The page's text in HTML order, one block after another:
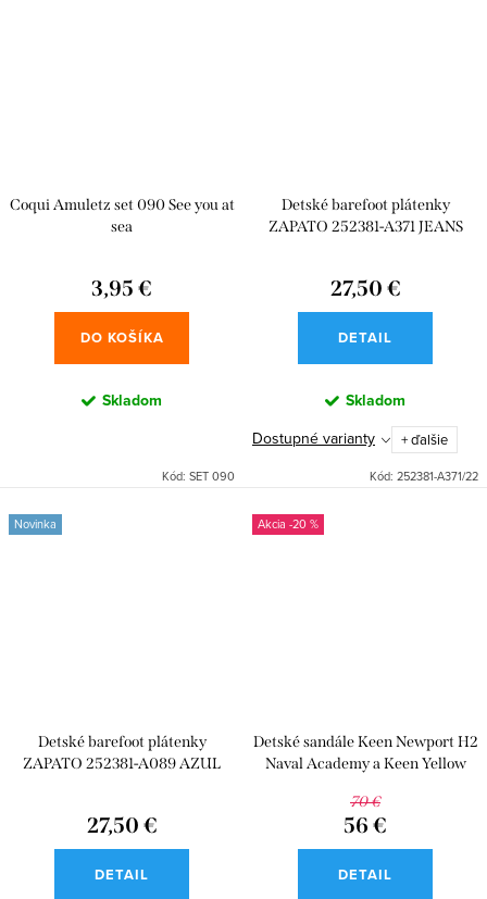
Coqui Amuletz set 090 See you at
sea
3,95 €
DO KOŠÍKA
Skladom
Kód: SET 090
Detské barefoot plátenky
ZAPATO 252381-A371 JEANS
27,50 €
DETAIL
Skladom
Dostupné varianty
+ ďalšie
Kód: 252381-A371/22
Novinka
Detské barefoot plátenky
ZAPATO 252381-A089 AZUL
27,50 €
DETAIL
-20 %
Detské sandále Keen Newport H2
Naval Academy a Keen Yellow
70 €
56 €
DETAIL